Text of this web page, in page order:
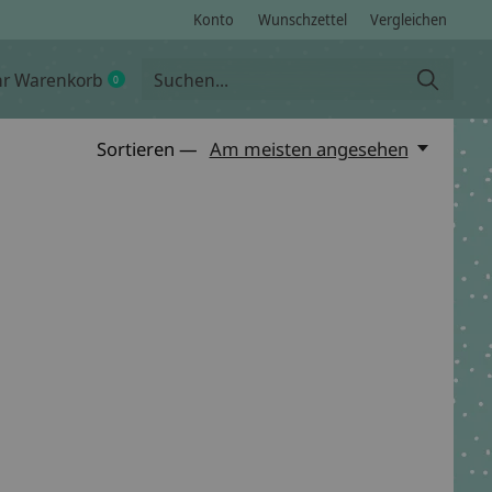
Konto Wunschzettel Vergleichen
Warenkorb 0items
Sortieren — Am meisten angesehen